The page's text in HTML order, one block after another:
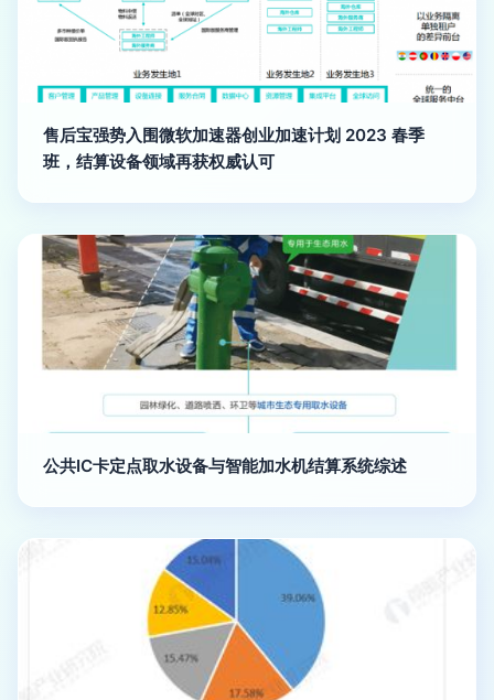
售后宝强势入围微软加速器创业加速计划 2023 春季
班，结算设备领域再获权威认可
公共IC卡定点取水设备与智能加水机结算系统综述